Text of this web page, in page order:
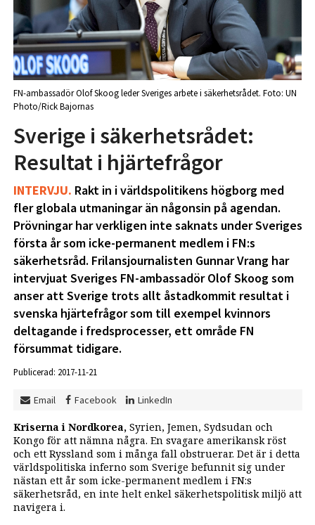
FN-ambassadör Olof Skoog leder Sveriges arbete i säkerhetsrådet. Foto: UN
Photo/Rick Bajornas
Sverige i säkerhetsrådet:
Resultat i hjärtefrågor
INTERVJU. Rakt in i världspolitikens högborg med
fler globala utmaningar än någonsin på agendan.
Prövningar har verkligen inte saknats under Sveriges
första år som icke-permanent medlem i FN:s
säkerhetsråd. Frilansjournalisten Gunnar Vrang har
intervjuat Sveriges FN-ambassadör Olof Skoog som
anser att Sverige trots allt åstadkommit resultat i
svenska hjärtefrågor som till exempel kvinnors
deltagande i fredsprocesser, ett område FN
försummat tidigare.
Publicerad: 2017-11-21
Email Facebook LinkedIn
Kriserna i Nordkorea,Syrien, Jemen, Sydsudan och
Kongo för att nämna några. En svagare amerikansk röst
och ett Ryssland som i många fall obstruerar. Det är i detta
världspolitiska inferno som Sverige befunnit sig under
nästan ett år som icke-permanent medlem i FN:s
säkerhetsråd, en inte helt enkel säkerhetspolitisk miljö att
navigera i.